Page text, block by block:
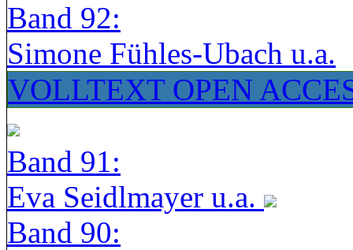
Band 92:
Simone Fühles-Ubach u.a.
VOLLTEXT OPEN
Band 91:
Eva Seidlmayer u.a.
Band 90: